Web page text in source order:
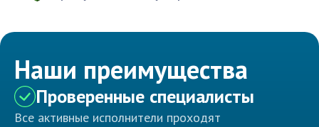
Наши преимущества
Проверенные специалисты
Все активные исполнители проходят